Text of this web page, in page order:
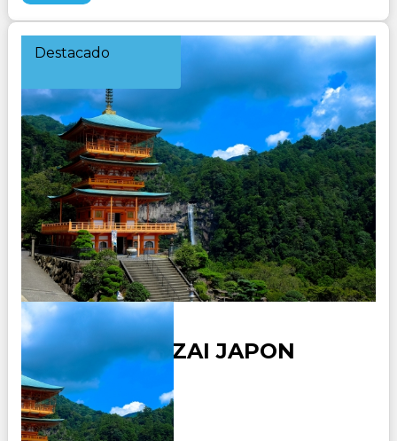
Destacado
NUEVO BANZAI JAPON
Duración:
10Días9Noches